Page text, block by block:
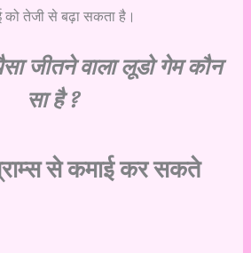
को तेजी से बढ़ा सकता है।
जीतने वाला लूडो गेम कौन
सा है ?
से कमाई कर सकते